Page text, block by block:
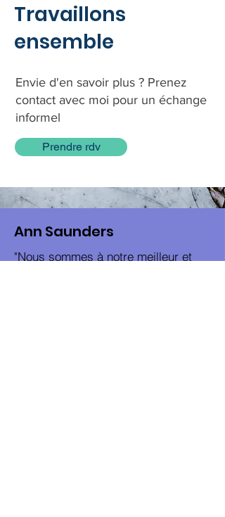
Travaillons
ensemble
Envie d'en savoir plus ? Prenez
contact avec moi pour un échange
informel
Prendre rdv
Ann Saunders
"Nous sommes à notre meilleur et